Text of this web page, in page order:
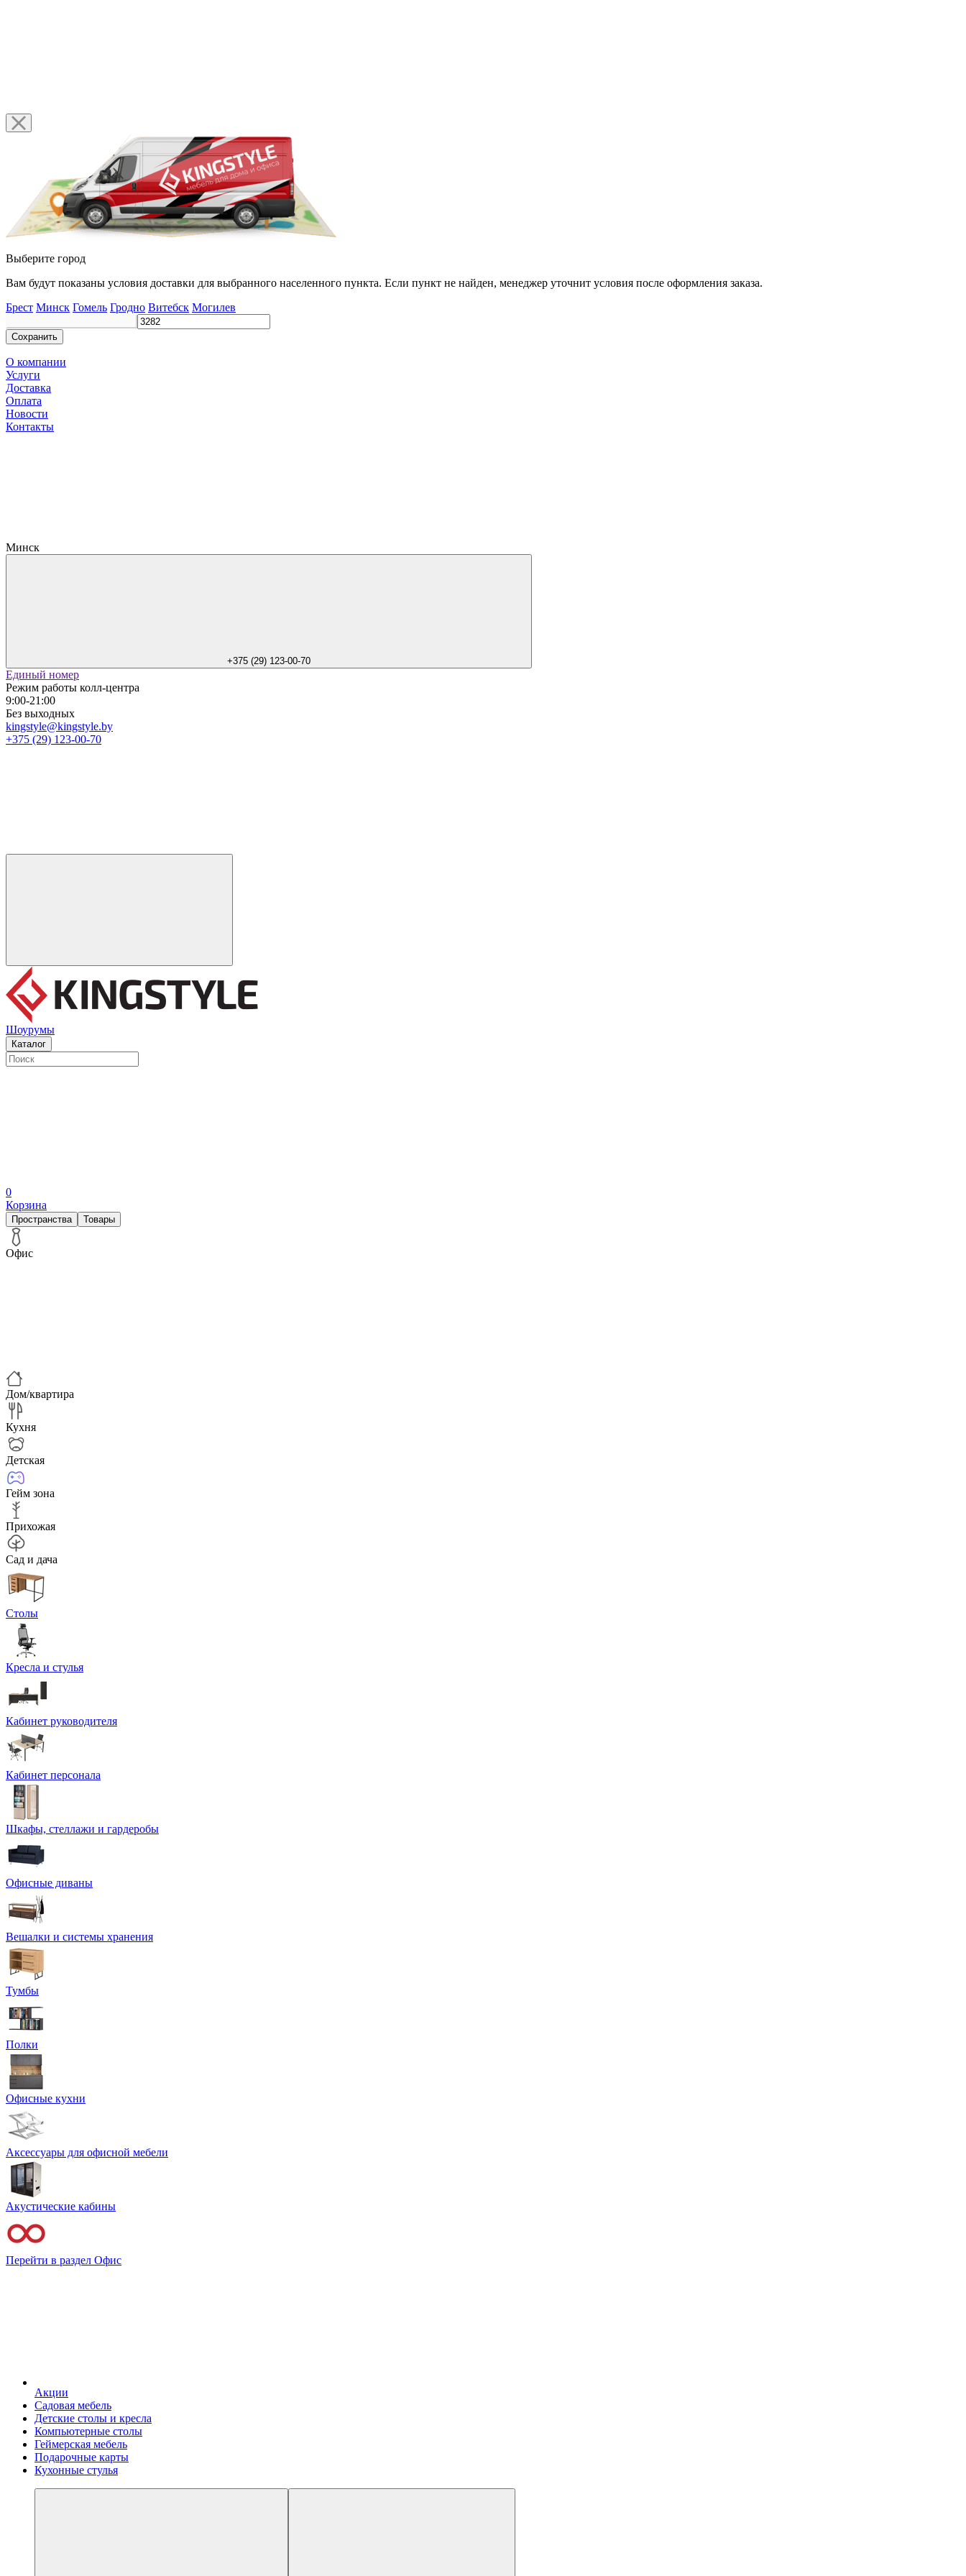
Выберите город
Вам будут показаны условия доставки для выбранного населенного пункта. Если пункт не найден, менеджер уточнит условия после оформления заказа.
Брест Минск Гомель Гродно Витебск Могилев
Сохранить
О компании
Услуги
Доставка
Оплата
Новости
Контакты
Минск
+375 (29) 123-00-70
Единый номер
Режим работы колл-центра
9:00-21:00
Без выходных
kingstyle@kingstyle.by
+375 (29) 123-00-70
Шоурумы
Каталог
0
Корзина
Пространства Товары
Офис
Дом/квартира
Кухня
Детская
Гейм зона
Прихожая
Сад и дача
Столы
Кресла и стулья
Кабинет руководителя
Кабинет персонала
Шкафы, стеллажи и гардеробы
Офисные диваны
Вешалки и системы хранения
Тумбы
Полки
Офисные кухни
Аксессуары для офисной мебели
Акустические кабины
Перейти в раздел Офис
Акции
Садовая мебель
Детские столы и кресла
Компьютерные столы
Геймерская мебель
Подарочные карты
Кухонные стулья